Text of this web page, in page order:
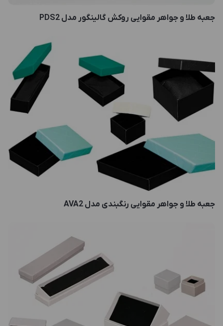
جعبه طلا و جواهر مقوایی روکش گالینگور مدل PDS2
جعبه طلا و جواهر مقوایی رنگبندی مدل AVA2